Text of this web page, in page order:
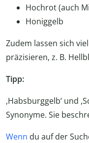
Hochrot (auch
Honiggelb
Zudem lassen sich
präzisieren, z. B.
Tipp:
,Habsburggelb‘ und
Synonyme. Sie
Wenn du auf der